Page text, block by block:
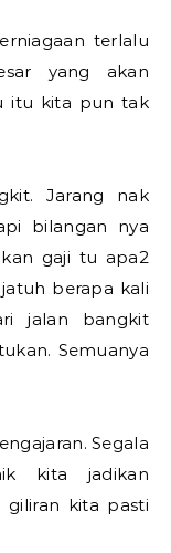
terlalu
yang akan
itu kita pun tak
Jarang nak
bilangan nya
gaji tu apa2
berapa kali
jalan bangkit
Semuanya
Segala
kita jadikan
giliran kita pasti